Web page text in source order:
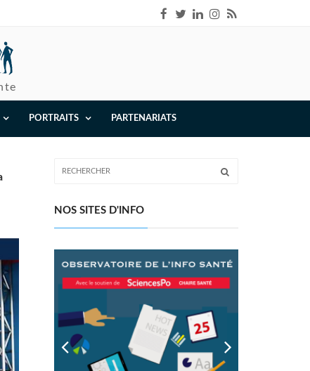
PORTRAITS PARTENARIATS
NOS SITES D'INFO